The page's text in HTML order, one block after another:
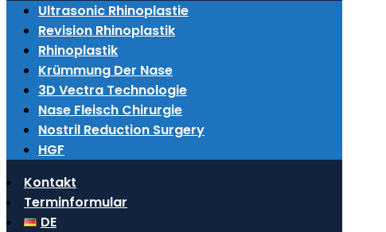
Ultrasonic Rhinoplastie
Revision Rhinoplastik
Rhinoplastik
Krümmung Der Nase
3D Vectra Technologie
Nase Fleisch Chirurgie
Nostril Reduction Surgery
HGF
Kontakt
Terminformular
DE